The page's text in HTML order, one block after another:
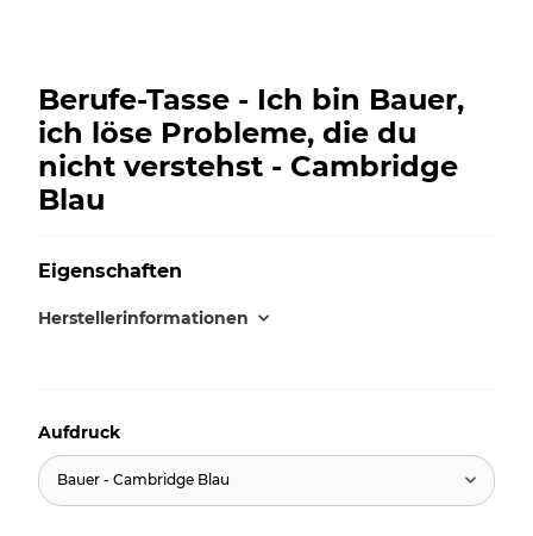
Berufe-Tasse - Ich bin Bauer,
ich löse Probleme, die du
nicht verstehst - Cambridge
Blau
Eigenschaften
Herstellerinformationen
Aufdruck
Bauer - Cambridge Blau